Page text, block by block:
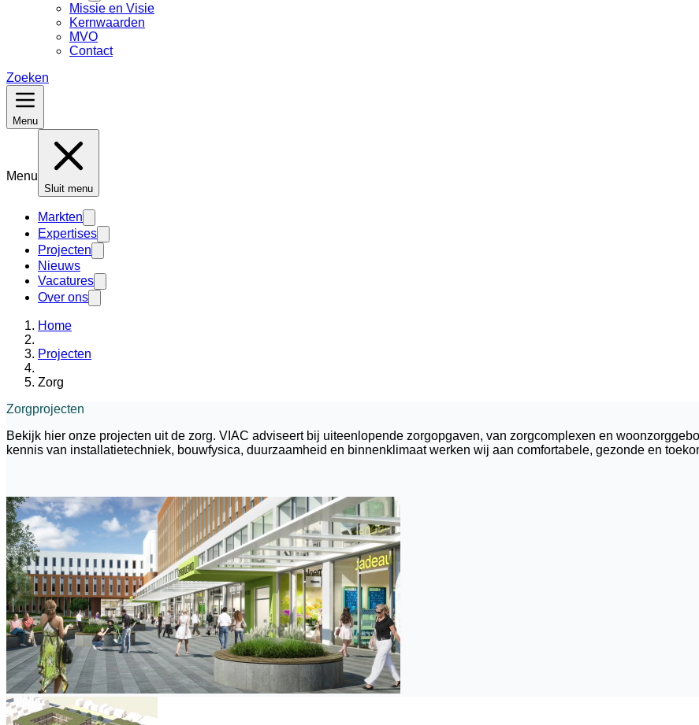
Missie en Visie
Kernwaarden
MVO
Contact
Zoeken
Menu
Menu
Sluit menu
Markten
Expertises
Projecten
Nieuws
Vacatures
Over ons
Home
Projecten
Zorg
Zorgprojecten
Bekijk hier onze projecten uit de zorg. VIAC adviseert bij uiteenlopende zorgopgaven, van zorgcomplexen en
kennis van installatietechniek, bouwfysica, duurzaamheid en binnenklimaat werken wij aan comfortabele, gezonde en